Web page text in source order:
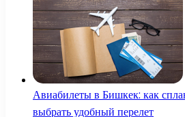
Авиабилеты в Бишкек: как
выбрать удобный перелет